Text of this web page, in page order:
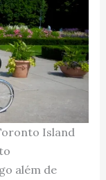
Island
além de